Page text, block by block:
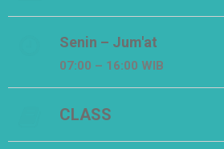
Senin – Jum'at
07:00 – 16:00 WIB
CLASS